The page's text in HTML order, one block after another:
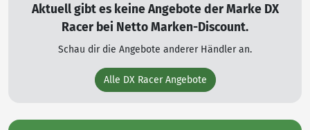
Aktuell gibt es keine Angebote der Marke DX
Racer bei Netto Marken-Discount.
Schau dir die Angebote anderer Händler an.
Alle DX Racer Angebote